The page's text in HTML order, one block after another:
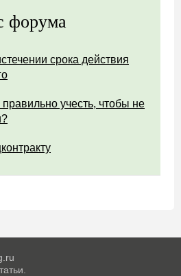
форума
срока действия
учесть, чтобы не